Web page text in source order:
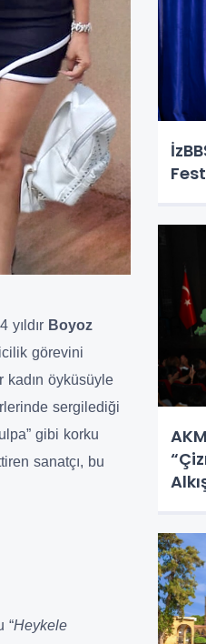
yıldır Boyoz
görevini
öyküsüyle
sergilediği
gibi korku
sanatçı, bu
“Heykele